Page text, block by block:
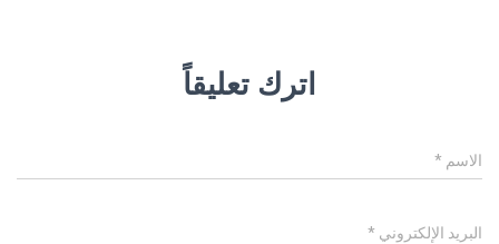
اترك تعليقاً
الاسم *
البريد الإلكتروني *